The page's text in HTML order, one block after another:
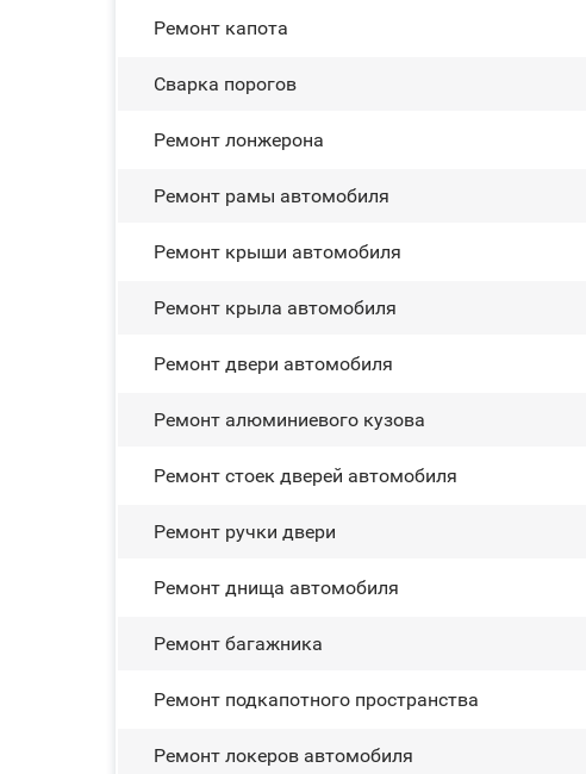
Ремонт капота
Сварка порогов
Ремонт лонжерона
Ремонт рамы автомобиля
Ремонт крыши автомобиля
Ремонт крыла автомобиля
Ремонт двери автомобиля
Ремонт алюминиевого кузова
Ремонт стоек дверей автомобиля
Ремонт ручки двери
Ремонт днища автомобиля
Ремонт багажника
Ремонт подкапотного пространства
Ремонт лoĸepoв автомобиля